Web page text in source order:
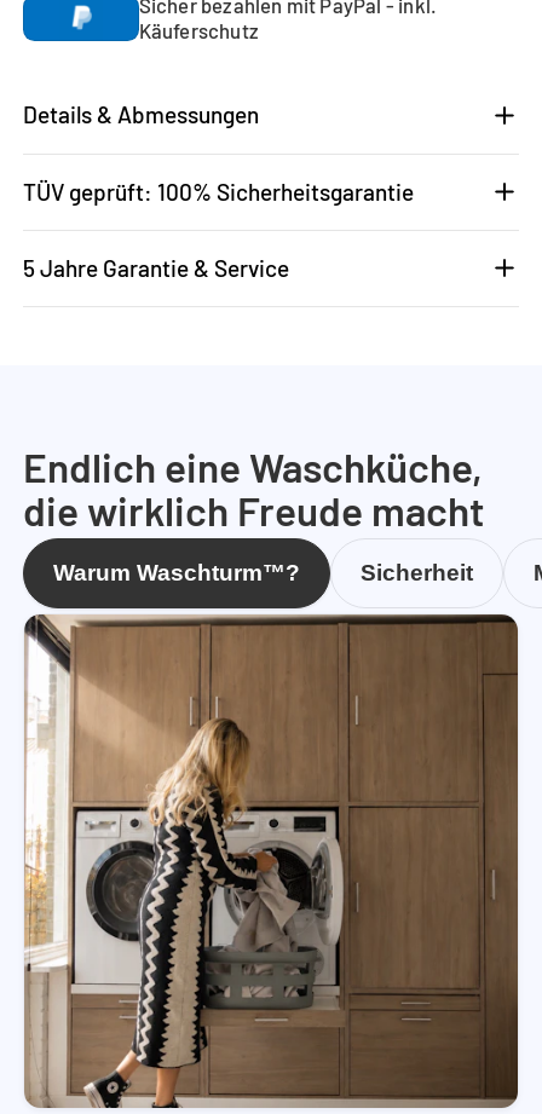
Käuferschutz
Details & Abmessungen
TÜV geprüft: 100% Sicherheitsgarantie
5 Jahre Garantie & Service
Endlich eine Waschküche,
die wirklich Freude macht
Warum Waschturm™? Sicherheit